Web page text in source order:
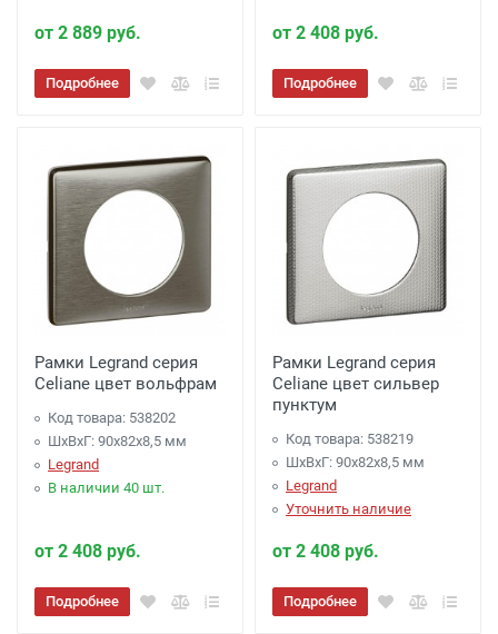
от 2 889 руб.
Подробнее
от 2 408 руб.
Подробнее
Рамки Legrand серия
Celiane цвет вольфрам
Код товара: 538202
ШхВхГ: 90x82x8,5 мм
Legrand
В наличии 40 шт.
от 2 408 руб.
Подробнее
Рамки Legrand серия
Celiane цвет сильвер
пунктум
Код товара: 538219
ШхВхГ: 90x82x8,5 мм
Legrand
Уточнить наличие
от 2 408 руб.
Подробнее